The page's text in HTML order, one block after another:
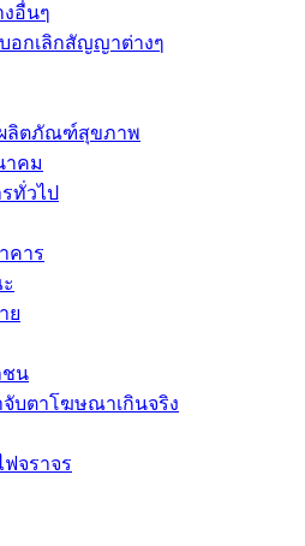
งอื่นๆ
อกเลิกสัญญาต่างๆ
ผลิตภัณฑ์สุขภาพ
าคม
ทั่วไป
คาร
ย
ชน
บตาโฆษณาเกินจริง
จราจร